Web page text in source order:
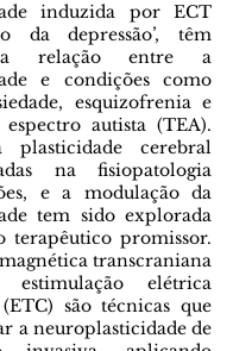
induzida por ECT
da depressão’, têm
a relação entre a
e condições como
esquizofrenia e
autista (TEA).
plasticidade cerebral
na fisiopatologia
e a modulação da
tem sido explorada
terapêutico promissor.
transcraniana
elétrica
são técnicas que
a neuroplasticidade de